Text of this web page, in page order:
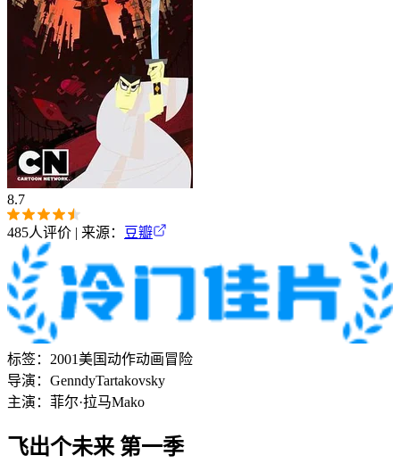
8.7
485人评价 | 来源： 豆瓣
标签： 2001美国动作动画冒险
导演： GenndyTartakovsky
主演： 菲尔·拉马Mako
飞出个未来 第一季